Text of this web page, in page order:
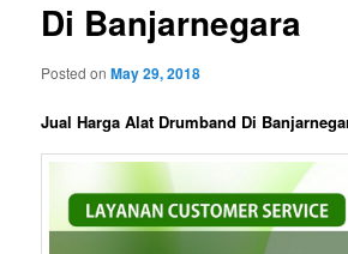
Di Banjarnegara
Posted onMay 29, 2018
Jual Harga Alat Drumband Di